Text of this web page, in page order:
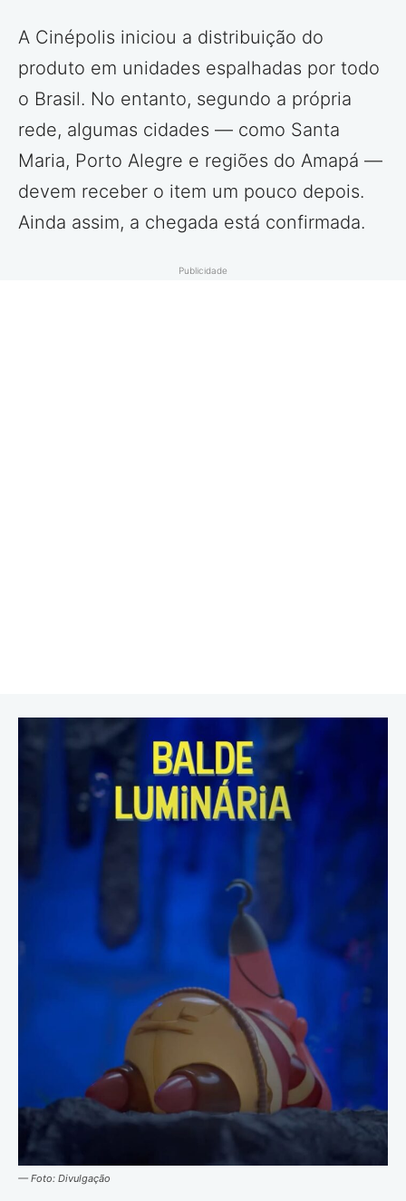
A Cinépolis iniciou a distribuição do
produto em unidades espalhadas por todo
o Brasil. No entanto, segundo a própria
rede, algumas cidades — como Santa
Maria, Porto Alegre e regiões do Amapá —
devem receber o item um pouco depois.
Ainda assim, a chegada está confirmada.
Publicidade
— Foto: Divulgação